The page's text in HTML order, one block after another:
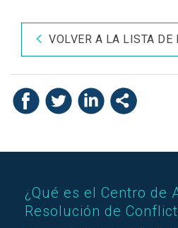
VOLVER A LA LISTA DE
¿Qué es el Centro de
Resolución de